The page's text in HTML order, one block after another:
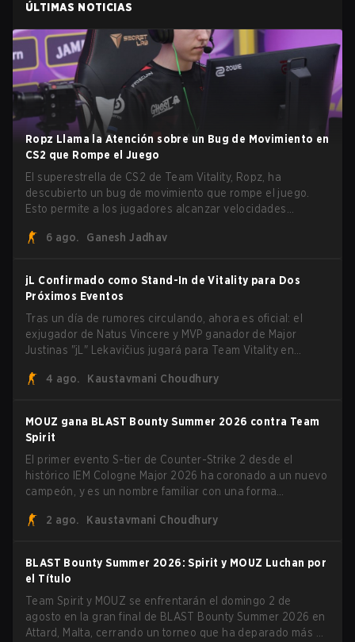
ÚLTIMAS NOTICIAS
Ropz Llama la Atención sobre un Bug de Movimiento en
CS2 que Rompe el Juego
El superestrella de CS2 de Team Vitality, Ropz, ha
descubierto un bug de movimiento que rompe el juego.
Esto permite a los jugadores alcanzar velocidades
6 ago.
Ganesh Jadhav
jL Confirmado como Stand-In de Vitality para Dos
Próximos Eventos
Tras un día de rumores circulando, ahora es oficial: el
exjugador de Natus Vincere y MVP ganador de Major
Justinas "jL" Lekavičius jugará para Team Vitality en
lituano dio la noticia él mismo en stream, bromeando:
burlándose del head coach de Vitality Rémy "XTQZZZ"
Quoniam en el proceso.
4 ago. Kaustavmani Choudhury
MOUZ gana BLAST Bounty Summer 2026 contra Team
Spirit
El primer evento S-tier de Counter-Strike 2 desde el
histórico IEM Cologne Major 2026 ha coronado a un nuevo
campeón, y es un nombre familiar con una forma
roster y cambios de roles, arrolló a Team Spirit en una
2 ago. Kaustavmani Choudhury
BLAST Bounty Summer 2026: Spirit y MOUZ Luchan por
el Título
Team Spirit y MOUZ se enfrentarán el domingo 2 de
agosto en la gran final de BLAST Bounty Summer 2026 en
Attard, Malta, cerrando un torneo que ha deparado más de